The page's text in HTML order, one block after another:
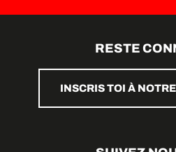
RESTE
INSCRIS TOI À